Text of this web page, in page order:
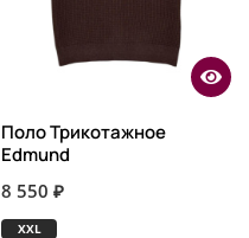
Поло Трикотажное
Edmund
8 550 ₽
XXL